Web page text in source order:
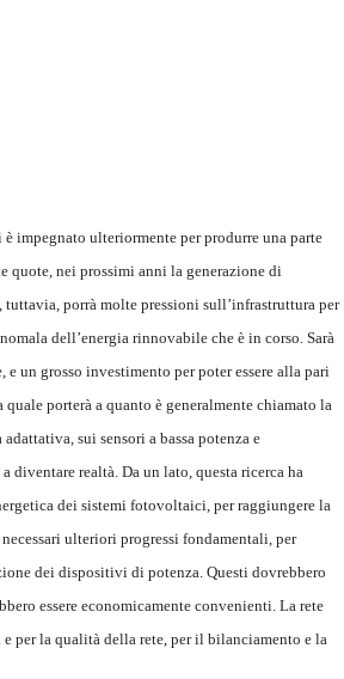
impegnato ulteriormente per produrre una parte
quote, nei prossimi anni la generazione di
porrà molte pressioni sull’infrastruttura per
dell’energia rinnovabile che è in corso. Sarà
un grosso investimento per poter essere alla pari
porterà a quanto è generalmente chiamato la
sui sensori a bassa potenza e
realtà. Da un lato, questa ricerca ha
dei sistemi fotovoltaici, per raggiungere la
ulteriori progressi fondamentali, per
dei dispositivi di potenza. Questi dovrebbero
essere economicamente convenienti. La rete
per la qualità della rete, per il bilanciamento e la